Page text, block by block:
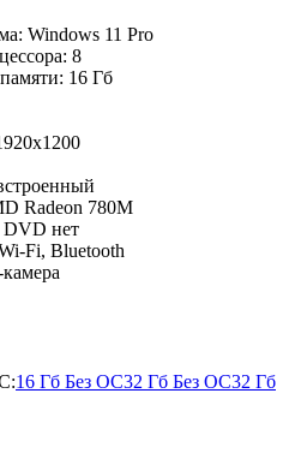
Windows 11 Pro
8
16 Гб
Radeon 780M
DVD нет
Fi, Bluetooth
16 Гб Без ОС32 Гб Без ОС32 Гб